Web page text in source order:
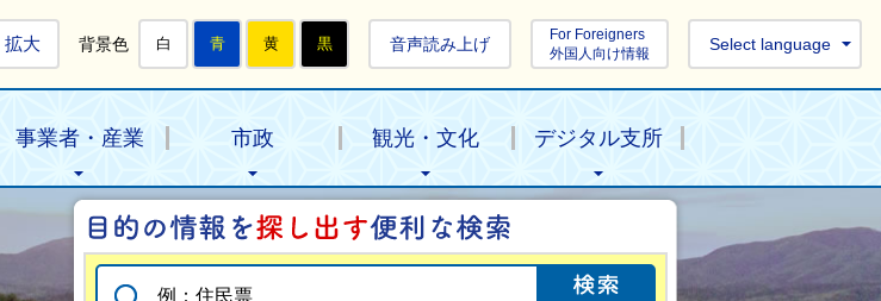
拡大 背景色 白 青 黄 黒 音声読み上げ
For Foreigners
外国人向け情報
Select language
事業者・産業 市政 観光・文化 デジタル支所
目的の情報を探